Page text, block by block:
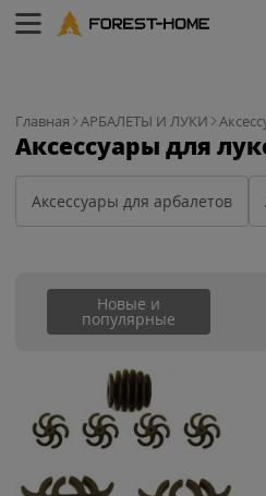
Главная АРБАЛЕТЫ И ЛУКИ
Аксессуары для
Аксессуары для арбалетов
Новые и
популярные